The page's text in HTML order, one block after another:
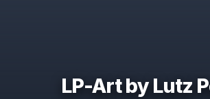
LP-Art by Lutz